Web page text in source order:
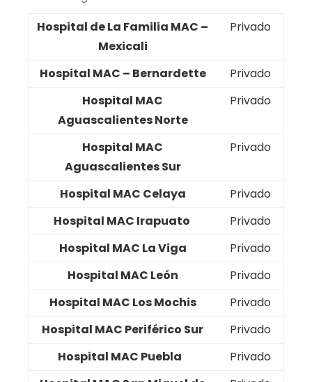
Hospital de La Familia MAC –
Mexicali
Privado
Hospital MAC – Bernardette
Privado
Hospital MAC
Aguascalientes Norte
Privado
Hospital MAC
Aguascalientes Sur
Privado
Hospital MAC Celaya
Privado
Hospital MAC Irapuato
Privado
Hospital MAC La Viga
Privado
Hospital MAC León
Privado
Hospital MAC Los Mochis
Privado
Hospital MAC Periférico Sur
Privado
Hospital MAC Puebla
Privado